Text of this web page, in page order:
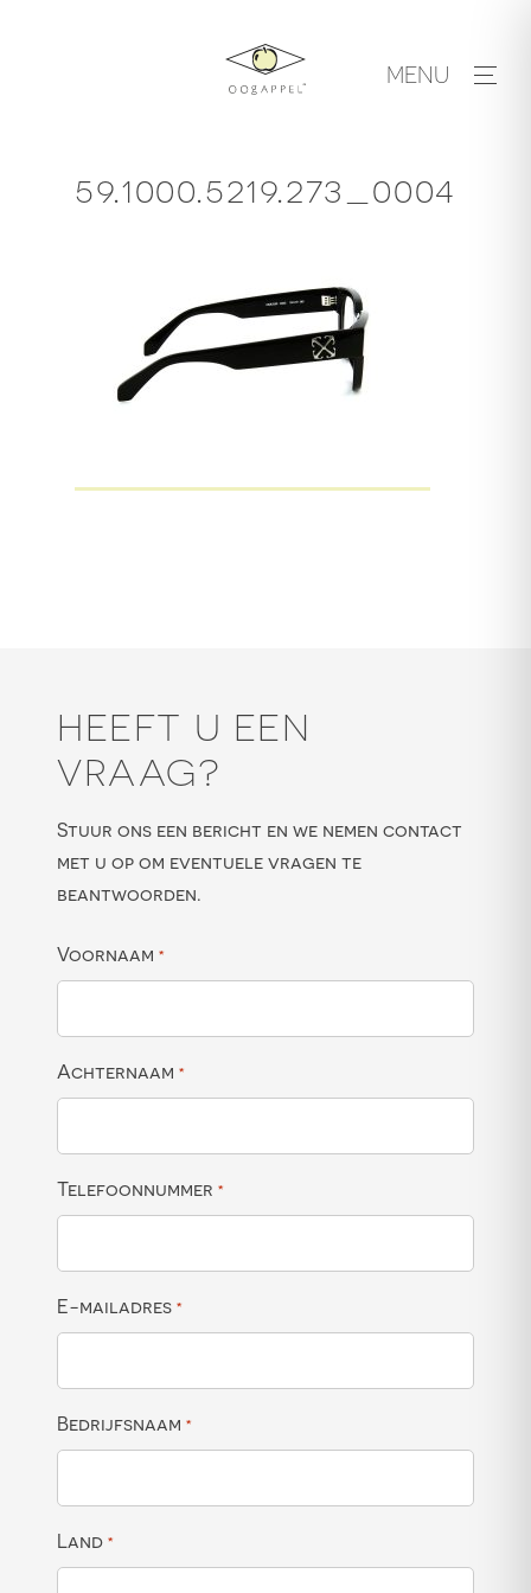
MENU
59.1000.5219.273_0004
HEEFT U EEN
VRAAG?
Stuur ons een bericht en we nemen contact
met u op om eventuele vragen te
beantwoorden.
Voornaam *
Achternaam *
Telefoonnummer *
E-mailadres *
Bedrijfsnaam *
Land *